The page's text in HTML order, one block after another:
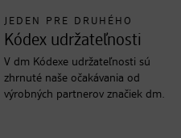
JEDEN PRE DRUHÉHO
Kódex udržateľnosti
V dm Kódexe udržateľnosti sú
zhrnuté naše očakávania od
výrobných partnerov značiek dm.